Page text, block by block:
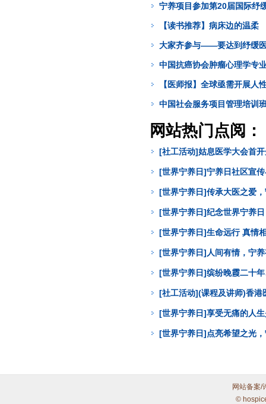
宁养项目参加第20届国际纾
【读书推荐】病床边的温柔
大家齐参与——要达到纾缓
中国抗癌协会肿瘤心理学专
【医师报】全球亟需开展人
中国社会服务项目管理培训
网站热门点阅：
[社工活动]姑息医学大会首
[世界宁养日]宁养日社区宣
[世界宁养日]传承大医之爱
[世界宁养日]纪念世界宁养
[世界宁养日]生命远行 真情
[世界宁养日]人间有情，宁
[世界宁养日]缤纷晚霞二十
[社工活动](课程及讲师)香
[世界宁养日]享受无痛的人
[世界宁养日]点亮希望之光
网站备案/
©